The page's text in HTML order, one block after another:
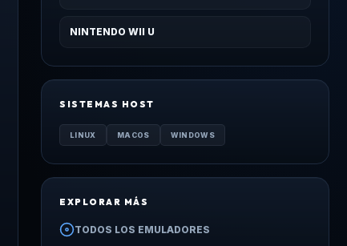
NINTENDO WII U
SISTEMAS HOST
LINUX MACOS WINDOWS
EXPLORAR MÁS
TODOS LOS EMULADORES